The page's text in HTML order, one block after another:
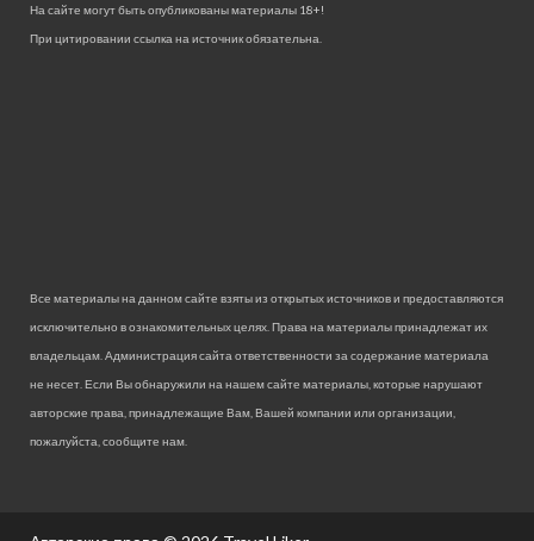
На сайте могут быть опубликованы материалы 18+!
При цитировании ссылка на источник обязательна.
Все материалы на данном сайте взяты из открытых источников и предоставляются
исключительно в ознакомительных целях. Права на материалы принадлежат их
владельцам. Администрация сайта ответственности за содержание материала
не несет. Если Вы обнаружили на нашем сайте материалы, которые нарушают
авторские права, принадлежащие Вам, Вашей компании или организации,
пожалуйста, сообщите нам.